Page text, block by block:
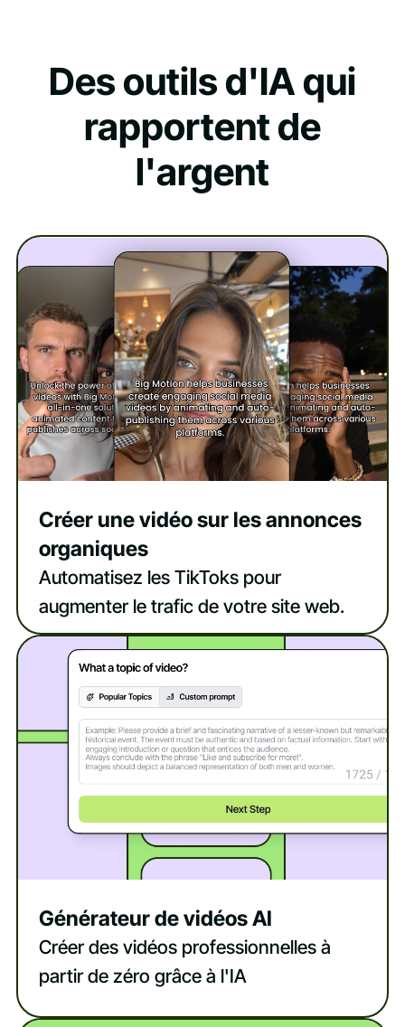
Des outils d'IA qui
rapportent de
l'argent
Créer une vidéo sur les annonces
organiques
Automatisez les TikToks pour
augmenter le trafic de votre site web.
Générateur de vidéos AI
Créer des vidéos professionnelles à
partir de zéro grâce à l'IA